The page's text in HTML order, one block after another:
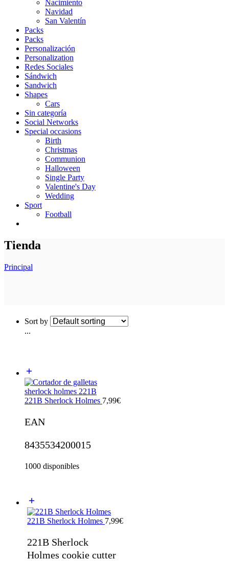
Nacimiento
Navidad
San Valentín
Packs
Packs
Personalización
Personalization
Redes Sociales
Sándwich
Sandwich
Shapes
Cars
Sin categoría
Social Networks
Special occasions
Birth
Christmas
Communion
Halloween
Single Party
Valentine's Day
Wedding
Sport
Football
Tienda
Principal
Sort by
...
221B Sherlock Holmes 7,99€
EAN
8435534200015
1000 disponibles
221B Sherlock Holmes 7,99€
221B Sherlock
Holmes cookie cutter